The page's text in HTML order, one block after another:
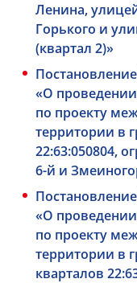
Ленина,
Горького и
(квартал 2)»
«О
по проекту
территории в
22:63:050804,
6-й и
«О
по проекту
территории в
кварталов